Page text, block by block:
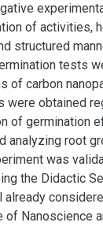
of activities,
structured
tests
of carbon
were obtained
of germination
analyzing root
was
the Didactic
Nanoscience